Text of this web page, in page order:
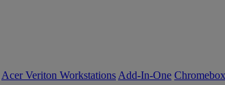
Acer Veriton Workstations Add-In-One Chromebox